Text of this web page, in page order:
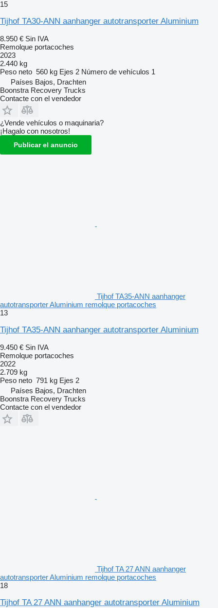
15
Tijhof TA30-ANN aanhanger autotransporter Aluminium
8.950 € Sin IVA
Remolque portacoches
2023
2.440 kg
Peso neto 560 kg Ejes 2 Número de vehículos 1
Países Bajos, Drachten
Boonstra Recovery Trucks
Contacte con el vendedor
¿Vende vehículos o maquinaria?
¡Hagalo con nosotros!
Publicar el anuncio
Tijhof TA35-ANN aanhanger
autotransporter Aluminium remolque portacoches
13
Tijhof TA35-ANN aanhanger autotransporter Aluminium
9.450 € Sin IVA
Remolque portacoches
2022
2.709 kg
Peso neto 791 kg Ejes 2
Países Bajos, Drachten
Boonstra Recovery Trucks
Contacte con el vendedor
Tijhof TA 27 ANN aanhanger
autotransporter Aluminium remolque portacoches
18
Tijhof TA 27 ANN aanhanger autotransporter Aluminium